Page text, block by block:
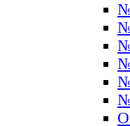
№
№